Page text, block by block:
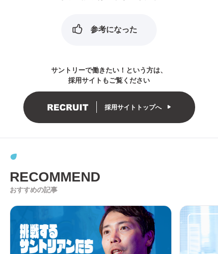
参考になった
サントリーで働きたい！という方は、
採用サイトもご覧ください
採用サイトトップへ
RECOMMEND
おすすめの記事